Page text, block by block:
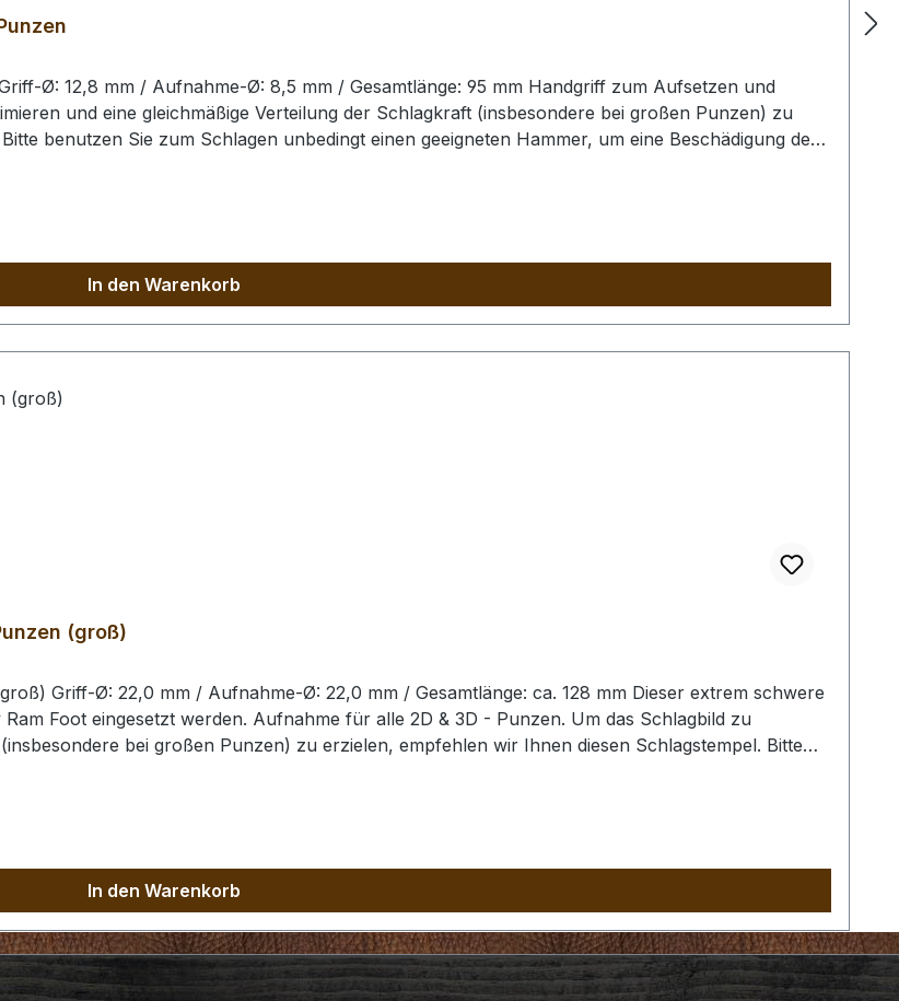
Ø: 12,8 mm / Aufnahme-Ø: 8,5 mm / Gesamtlänge: 95 mm Handgriff zum Aufsetzen und
und eine gleichmäßige Verteilung der Schlagkraft (insbesondere bei großen Punzen) zu
benutzen Sie zum Schlagen unbedingt einen geeigneten Hammer, um eine Beschädigung der
In den Warenkorb
(groß)
Griff-Ø: 22,0 mm / Aufnahme-Ø: 22,0 mm / Gesamtlänge: ca. 128 mm Dieser extrem schwere
Foot eingesetzt werden. Aufnahme für alle 2D & 3D - Punzen. Um das Schlagbild zu
bei großen Punzen) zu erzielen, empfehlen wir Ihnen diesen Schlagstempel. Bitte
In den Warenkorb